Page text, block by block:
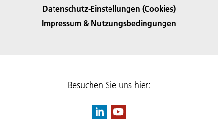
Datenschutz-Einstellungen (Cookies)
Impressum & Nutzungsbedingungen
Besuchen Sie uns hier: